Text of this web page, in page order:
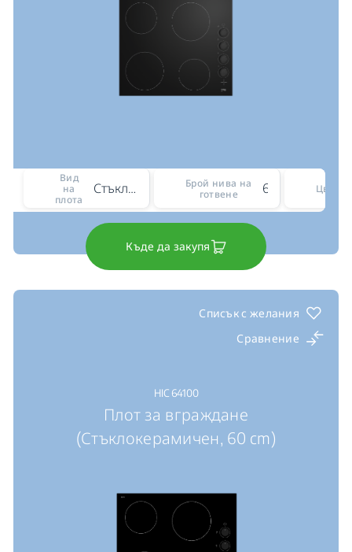
Вид
на
плота
Стъклокерамичен
Брой нива на
готвене
Цвят
Къде да закупя
Списък с желания
Сравнение
HIC 64100
Плот за вграждане
(Стъклокерамичен, 60 cm)